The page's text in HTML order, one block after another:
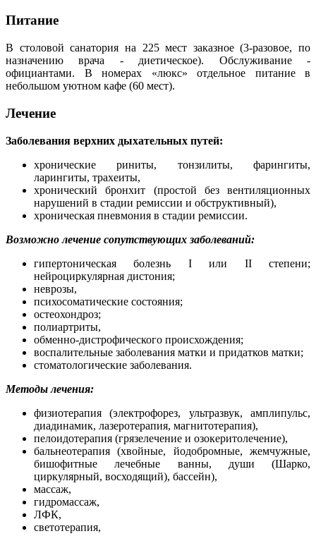
Питание
В столовой санатория на 225 мест заказное (3-разовое, по
назначению врача - диетическое). Обслуживание -
официантами. В номерах «люкс» отдельное питание в
небольшом уютном кафе (60 мест).
Лечение
Заболевания верхних дыхательных путей:
хронические риниты, тонзилиты, фарингиты,
ларингиты, трахеиты,
хронический бронхит (простой без вентиляционных
нарушений в стадии ремиссии и обструктивный),
хроническая пневмония в стадии ремиссии.
Возможно лечение сопутствующих заболеваний:
гипертоническая болезнь I или II степени;
нейроциркулярная дистония;
неврозы,
психосоматические состояния;
остеохондроз;
полиартриты,
обменно-дистрофического происхождения;
воспалительные заболевания матки и придатков матки;
стоматологические заболевания.
Методы лечения:
физиотерапия (электрофорез, ультразвук, амплипульс,
диадинамик, лазеротерапия, магнитотерапия),
пелоидотерапия (грязелечение и озокеритолечение),
бальнеотерапия (хвойные, йодобромные, жемчужные,
бишофитные лечебные ванны, души (Шарко,
циркулярный, восходящий), бассейн),
массаж,
гидромассаж,
ЛФК,
светотерапия,